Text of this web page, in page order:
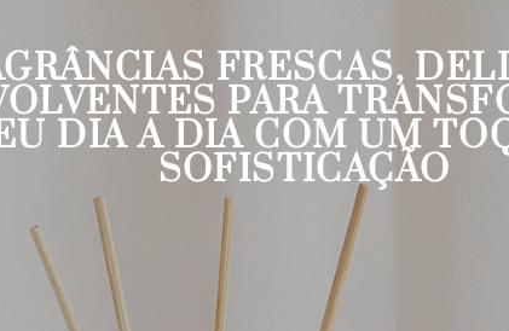
FRESCAS,
PARA
DIA A DIA COM UM
SOFISTICAÇÃO